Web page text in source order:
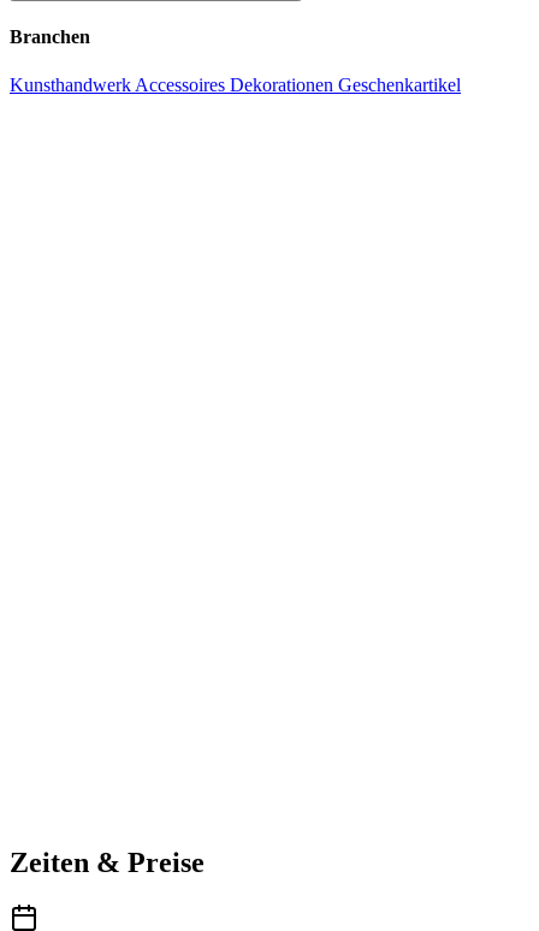
Branchen
Kunsthandwerk Accessoires Dekorationen Geschenkartikel
Zeiten & Preise